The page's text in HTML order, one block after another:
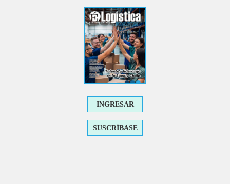
INGRESAR
SUSCRÍBASE